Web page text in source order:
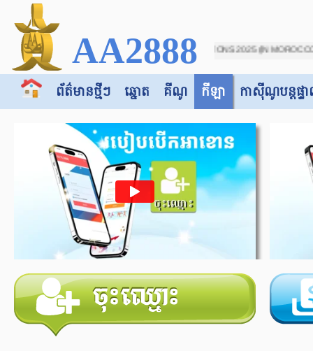
AA2888
[AFRICA CUP OF NATIONS 2025 (IN MOROCCO) - 12/30]. All
ព័ត៌មានថ្មីៗ ឆ្នោត គីណូ កីឡា កាស៊ី​​ណូបន្តផ្ទ